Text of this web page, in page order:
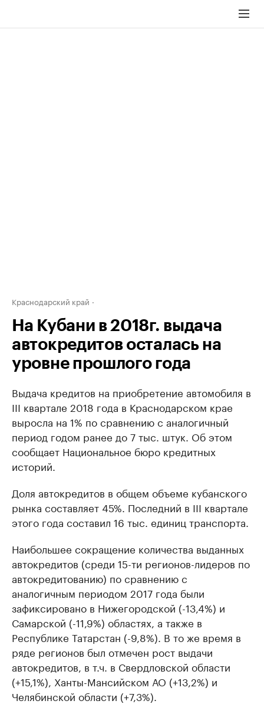
Краснодарский край
На Кубани в 2018г. выдача
автокредитов осталась на
уровне прошлого года
Выдача кредитов на приобретение автомобиля в
III квартале 2018 года в Краснодарском крае
выросла на 1% по сравнению с аналогичный
период годом ранее до 7 тыс. штук. Об этом
сообщает Национальное бюро кредитных
историй.
Доля автокредитов в общем объеме кубанского
рынка составляет 45%. Последний в III квартале
этого года составил 16 тыс. единиц транспорта.
Наибольшее сокращение количества выданных
автокредитов (среди 15-ти регионов-лидеров по
автокредитованию) по сравнению с
аналогичным периодом 2017 года были
зафиксировано в Нижегородской (-13,4%) и
Самарской (-11,9%) областях, а также в
Республике Татарстан (-9,8%). В то же время в
ряде регионов был отмечен рост выдачи
автокредитов, в т.ч. в Свердловской области
(+15,1%), Ханты-Мансийском АО (+13,2%) и
Челябинской области (+7,3%).